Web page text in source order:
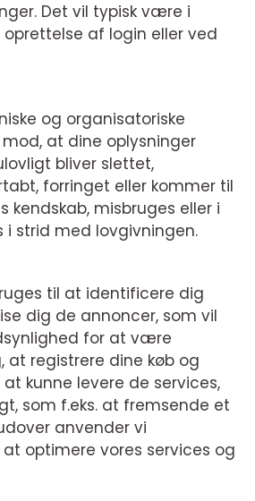
Det vil typisk være i
af login eller ved
og organisatoriske
at dine oplysninger
bliver slettet,
forringet eller kommer til
kendskab, misbruges eller i
i strid med lovgivningen.
til at identificere dig
dig de annoncer, som vil
for at være
at registrere dine køb og
kunne levere de services,
som f.eks. at fremsende et
anvender vi
optimere vores services og